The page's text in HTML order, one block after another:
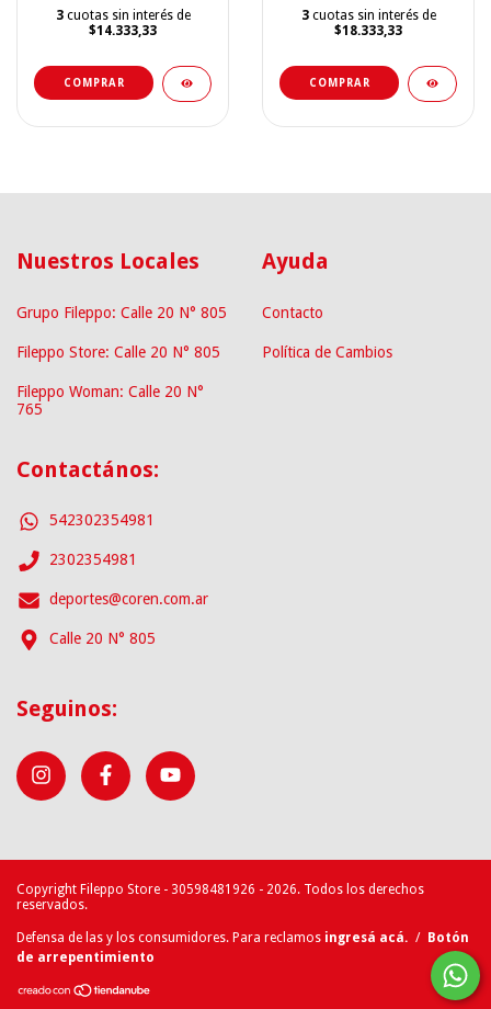
3 cuotas sin interés de
$14.333,33
COMPRAR
3 cuotas sin interés de
$18.333,33
COMPRAR
Nuestros Locales
Grupo Fileppo: Calle 20 N° 805
Fileppo Store: Calle 20 N° 805
Fileppo Woman: Calle 20 N°
765
Ayuda
Contacto
Política de Cambios
Contactános:
542302354981
2302354981
deportes@coren.com.ar
Calle 20 N° 805
Seguinos:
Copyright Fileppo Store - 30598481926 - 2026. Todos los derechos
reservados.
Defensa de las y los consumidores. Para reclamos ingresá acá. / Botón
de arrepentimiento